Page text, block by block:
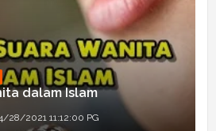
dalam Islam
28/2021 11:12:00 PG